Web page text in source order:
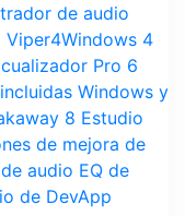
de audio
Viper4Windows 4
Pro 6
Windows y
8 Estudio
de mejora de
audio EQ de
de DevApp